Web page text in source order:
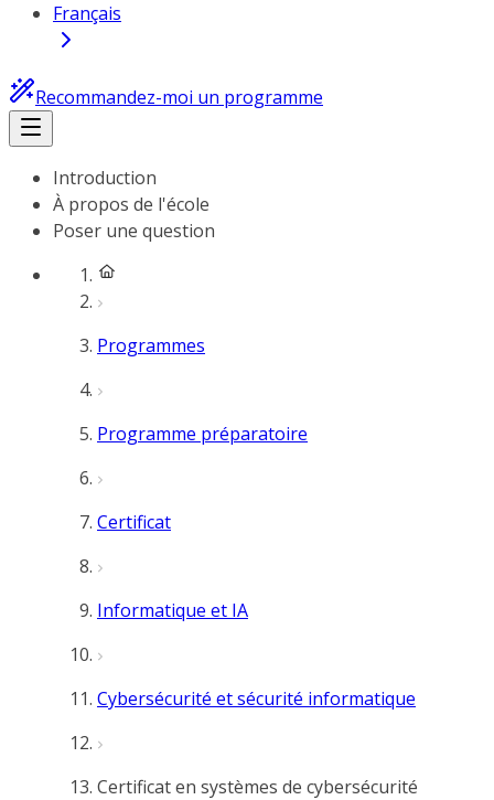
Français
Recommandez-moi un programme
Introduction
À propos de l'école
Poser une question
Programmes
Programme préparatoire
Certificat
Informatique et IA
Cybersécurité et sécurité informatique
Certificat en systèmes de cybersécurité